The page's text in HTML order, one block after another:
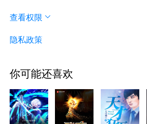
查看权限
隐私政策
你可能还喜欢